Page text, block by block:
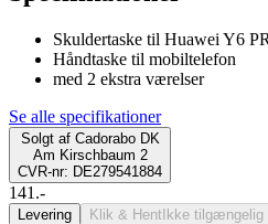
Skuldertaske til Huawei Y6
Håndtaske til mobiltelefon
med 2 ekstra værelser
Se alle specifikationer
Solgt af Cadorabo DK
Am Kirschbaum 2
CVR-nr: DE279541884
141.-
Levering Klik & Hent Ikke tilgængelig